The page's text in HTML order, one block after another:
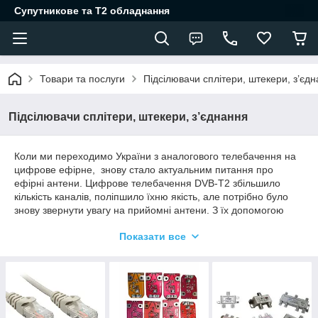
Супутникове та Т2 обладнання
Товари та послуги Підсілювачи сплітери, штекери,
Підсілювачи сплітери, штекери, з’єднання
Коли ми переходимо України з аналогового телебачення на
цифрове ефірне, знову стало актуальним питання про
ефірні антени. Цифрове телебачення DVB-T2 збільшило
кількість каналів, поліпшило їхню якість, але потрібно було
знову звернути увагу на прийомні антени. З їх допомогою
рухомою телестанцією в навколишній простір за допомогою
Бітні телевізійні антени умовно діляться:
- за місцем встановлення: кімнатні і зовнішні антени;
- за типом підсилення сигналу: пасивні і активні;
Показати все